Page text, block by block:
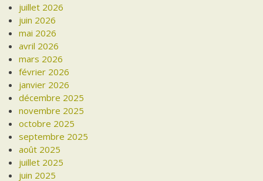
juillet 2026
juin 2026
mai 2026
avril 2026
mars 2026
février 2026
janvier 2026
décembre 2025
novembre 2025
octobre 2025
septembre 2025
août 2025
juillet 2025
juin 2025